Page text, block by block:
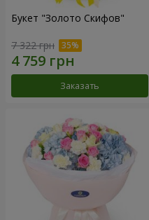
Букет "Золото Скифов"
7 322 грн
Заказать